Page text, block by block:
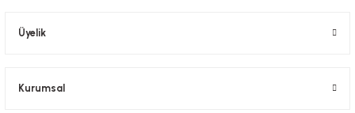
Üyelik
Kurumsal